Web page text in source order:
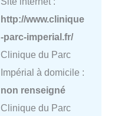
http://www.clinique
-parc-imperial.fr/
Clinique du Parc
Impérial à domicile :
non renseigné
Clinique du Parc